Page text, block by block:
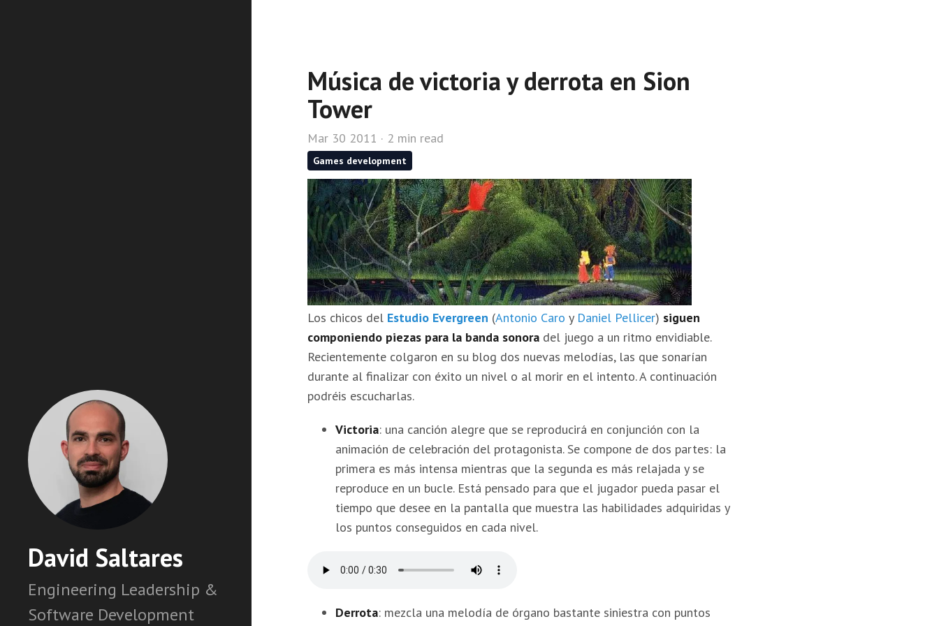
David Saltares
Engineering Leadership &
Software Development
Música de victoria y derrota en Sion
Tower
Mar 30 2011 · 2 min read
Games development
Los chicos del Estudio Evergreen (Antonio Caro y Daniel Pellicer) siguen
componiendo piezas para la banda sonora del juego a un ritmo envidiable.
Recientemente colgaron en su blog dos nuevas melodías, las que sonarían
durante al finalizar con éxito un nivel o al morir en el intento. A continuación
podréis escucharlas.
Victoria: una canción alegre que se reproducirá en conjunción con la
animación de celebración del protagonista. Se compone de dos partes: la
primera es más intensa mientras que la segunda es más relajada y se
reproduce en un bucle. Está pensado para que el jugador pueda pasar el
tiempo que desee en la pantalla que muestra las habilidades adquiridas y
los puntos conseguidos en cada nivel.
Derrota: mezcla una melodía de órgano bastante siniestra con puntos